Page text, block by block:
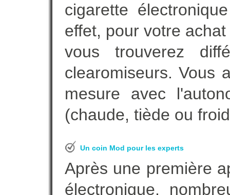
cigarette
effet, pour votre
vous trouverez
clearomiseurs. Vous
mesure avec
(chaude, tiède ou
Un coin Mod pour les experts
Après une première
électronique,